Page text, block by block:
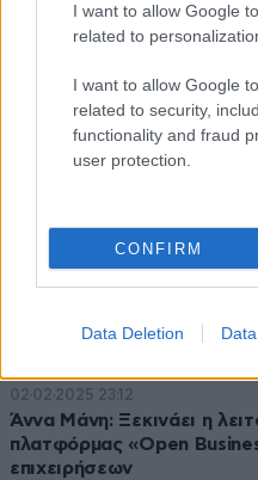
I want to allow Google
related to
I want to allow Google
related to security,
functionality and fraud
user protection.
CONFIRM
Data Deletion
02·02·2025 23:12
Άννα Μάνη: Ξεκινάει η
πλατφόρμας «Open
επιχειρήσεων